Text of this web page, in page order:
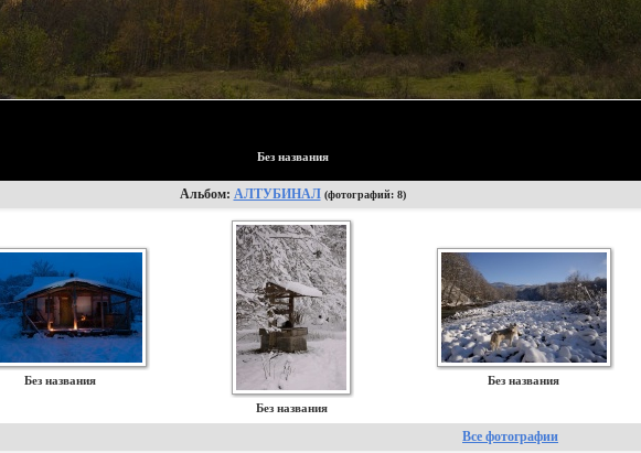
Без названия
Альбом: АЛТУБИНАЛ (фотографий: 8)
Без названия
Без названия
Без названия
Все фотографии